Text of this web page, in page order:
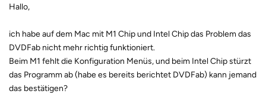
Hallo,
ich habe auf dem Mac mit M1 Chip und Intel Chip das Problem das
DVDFab nicht mehr richtig funktioniert.
Beim M1 fehlt die Konfiguration Menüs, und beim Intel Chip stürzt
das Programm ab (habe es bereits berichtet DVDFab) kann jemand
das bestätigen?